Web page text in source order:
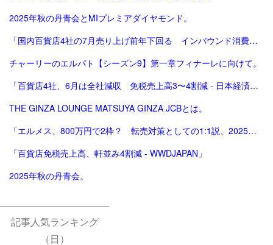
2025年秋の丹青会とMIプレミアダイヤモンド。
「国内百貨店4社の7月売り上げ前年下回る インバウンド消費減で | ロイター」
チャーリーのエルパト【シーズン9】第一章フィナーレに向けて。
「百貨店4社、6月は全社減収 免税売上高3〜4割減 - 日本経済新聞」
THE GINZA LOUNGE MATSUYA GINZA JCBとは。
「エルメス、800万円で2枠？ 転売対策としての1:1説、2025年版。ほぼ完結（？）編。」
「百貨店免税売上高、軒並み4割減 - WWDJAPAN」
2025年秋の丹青会。
記事人気ランキング
（日）